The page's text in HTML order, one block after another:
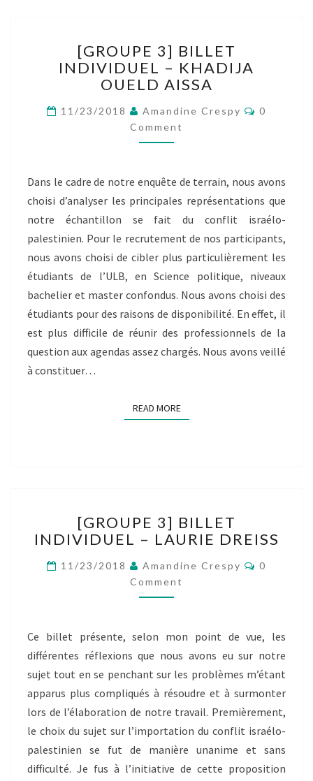
3]
BILLET
INDIVIDUEL
KHADIJA
OUELD
AISSA
[GROUPE 3] BILLET
INDIVIDUEL – KHADIJA
OUELD AISSA
11/23/2018 Amandine Crespy
0
Comment
Dans le cadre de notre enquête de terrain, nous avons
choisi d’analyser les principales représentations que
notre échantillon se fait du conflit israélo-
palestinien. Pour le recrutement de nos participants,
nous avons choisi de cibler plus particulièrement les
étudiants de l’ULB, en Science politique, niveaux
bachelier et master confondus. Nous avons choisi des
étudiants pour des raisons de disponibilité. En effet, il
est plus difficile de réunir des professionnels de la
question aux agendas assez chargés. Nous avons veillé
à constituer…
READ MOREREAD MORE
3]
BILLET
–
LAURIE
DREISS
[GROUPE 3] BILLET
INDIVIDUEL – LAURIE DREISS
11/23/2018 Amandine Crespy
0
Comment
Ce billet présente, selon mon point de vue, les
différentes réflexions que nous avons eu sur notre
sujet tout en se penchant sur les problèmes m’étant
apparus plus compliqués à résoudre et à surmonter
lors de l’élaboration de notre travail. Premièrement,
le choix du sujet sur l’importation du conflit israélo-
palestinien se fut de manière unanime et sans
difficulté. Je fus à l’initiative de cette proposition